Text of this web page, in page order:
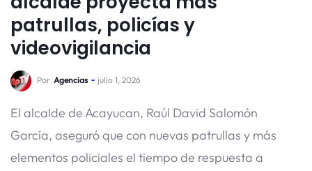
patrullas, policías y
videovigilancia
Por Agencias julio 1, 2026
El alcalde de Acayucan, Raúl David Salomón
García, aseguró que con nuevas patrullas y más
elementos policiales el tiempo de respuesta a